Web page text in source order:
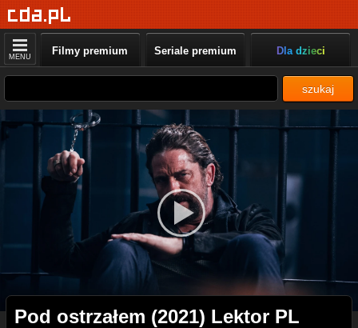
MENU Filmy premium Seriale premium Dla dzieci
szukaj
Pod ostrzałem (2021) Lektor PL